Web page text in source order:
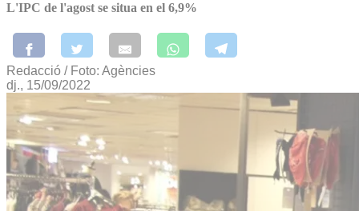
L'IPC de l'agost se situa en el 6,9%
Redacció / Foto: Agències
dj., 15/09/2022